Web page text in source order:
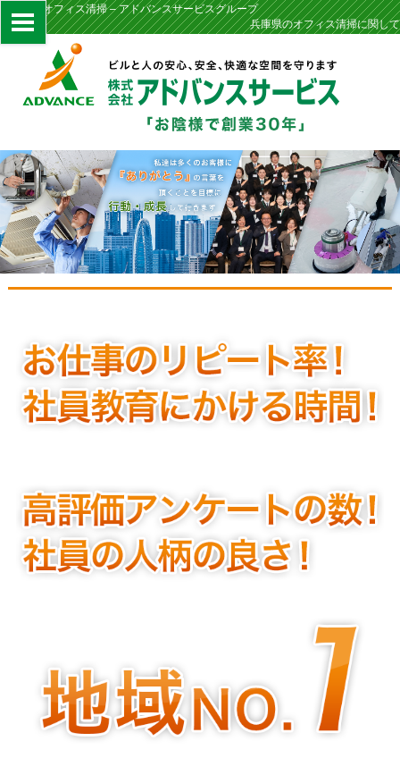
兵庫県のオフィス清掃 – アドバンスサービスグループ
兵庫県のオフィス清掃に関して